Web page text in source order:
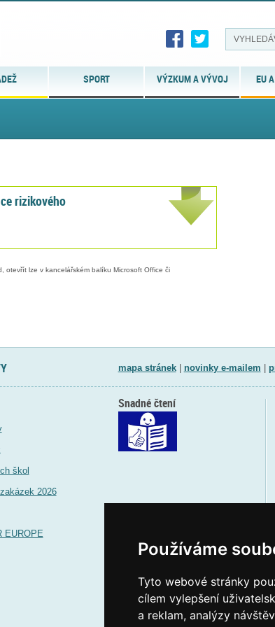
Používáme
Tyto webové stránky
cílem vylepšení
a reklam, analýzy
SPORT VÝZKUM A VÝVOJ EU
rizikového
otevřít lze v kancelářském balíku Microsoft Office či
mapa stránek| novinky e-mailem
škol
2026
EUROPE
Snadné čtení